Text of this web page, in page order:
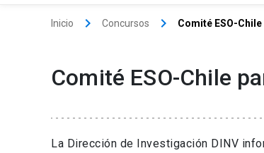
Inicio keyboard_arrow_right Concursos keyboard_arrow_right Comité ESO-
Comité ESO-Chile
La Dirección de Investigación DINV